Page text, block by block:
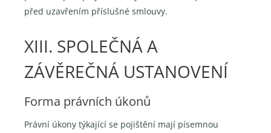
před uzavřením příslušné smlouvy.
XIII. SPOLEČNÁ A
ZÁVĚREČNÁ USTANOVENÍ
Forma právních úkonů
Právní úkony týkající se pojištění mají písemnou